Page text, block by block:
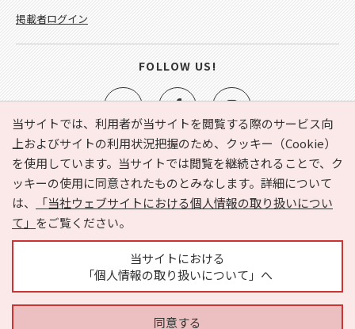
当サイトでは、利用者が当サイトを閲覧する際のサービス向
上およびサイトの利用状況把握のため、クッキー（Cookie）
を使用しています。当サイトでは閲覧を継続されることで、ク
ッキーの使用に同意されたものとみなします。詳細について
は、
「当社ウェブサイトにおける個人情報の取り扱いについ
て」 をご覧ください。
当サイトにおける
「個人情報の取り扱いについて」へ
同意する
e-NAVITA（イーナビタ）とは？ お気に入り
ヘルプ
利用規約
個人情報の取り扱いについて
運営会社
サイトマップ
広告掲載に関するお問い合わせ
掲載者ログイン
FOLLOW US!